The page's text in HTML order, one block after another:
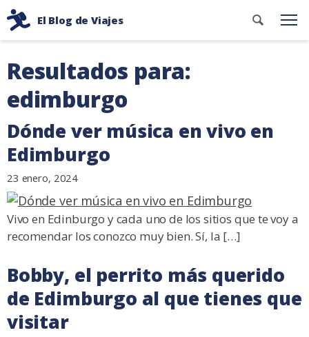
al
contenido
El Blog de Viajes
Consejos
viaje
de
mochileros
Buscar
Resultados para:
edimburgo
Dónde ver música en vivo en
Edimburgo
23 enero, 2024
Vivo en Edinburgo y cada uno de los sitios que te voy a
recomendar los conozco muy bien. Sí, la […]
Bobby, el perrito más querido
de Edimburgo al que tienes que
visitar